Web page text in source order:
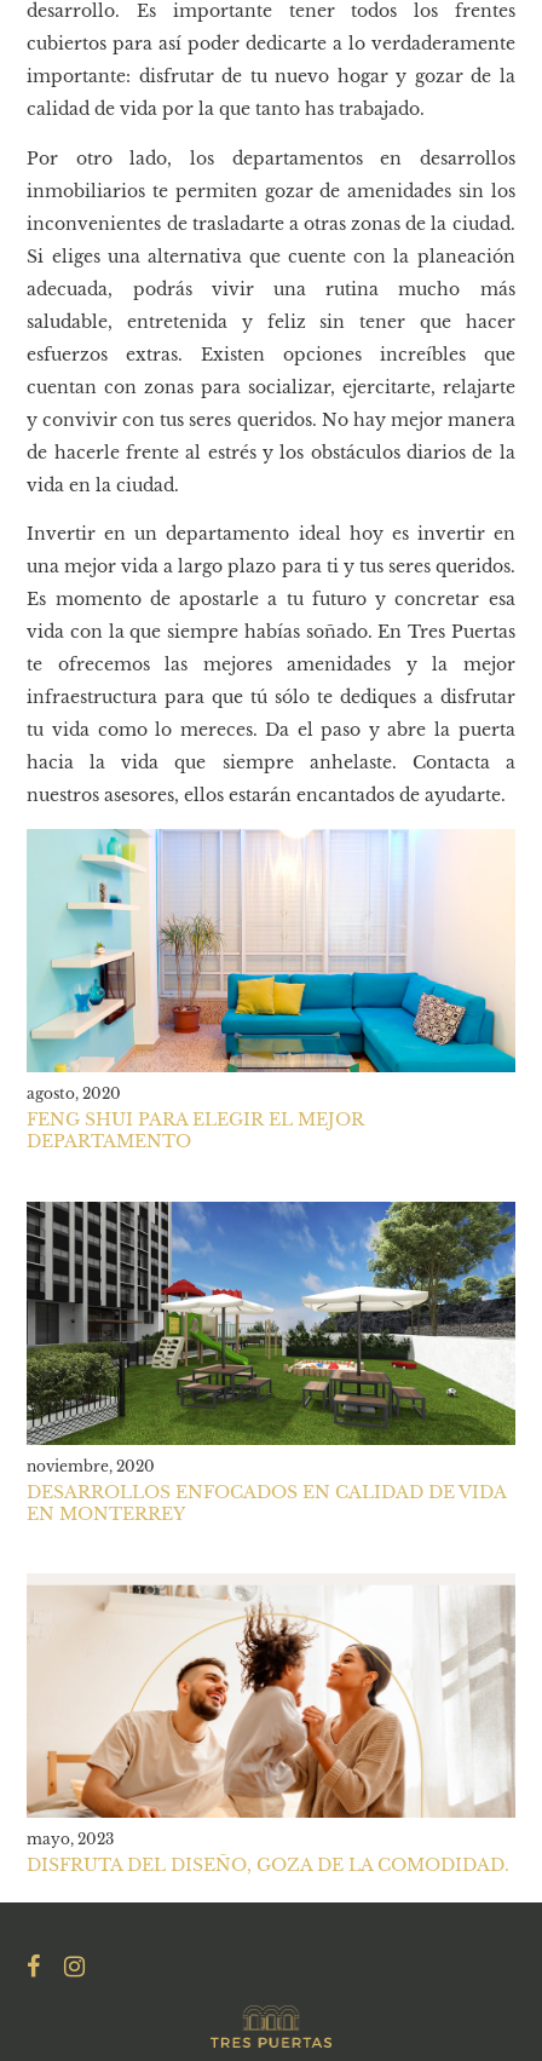
desarrollo. Es importante tener todos los frentes
cubiertos para así poder dedicarte a lo verdaderamente
importante: disfrutar de tu nuevo hogar y gozar de la
calidad de vida por la que tanto has trabajado.
Por otro lado, los departamentos en desarrollos
inmobiliarios te permiten gozar de amenidades sin los
inconvenientes de trasladarte a otras zonas de la ciudad.
Si eliges una alternativa que cuente con la planeación
adecuada, podrás vivir una rutina mucho más
saludable, entretenida y feliz sin tener que hacer
esfuerzos extras. Existen opciones increíbles que
cuentan con zonas para socializar, ejercitarte, relajarte
y convivir con tus seres queridos. No hay mejor manera
de hacerle frente al estrés y los obstáculos diarios de la
vida en la ciudad.
Invertir en un departamento ideal hoy es invertir en
una mejor vida a largo plazo para ti y tus seres queridos.
Es momento de apostarle a tu futuro y concretar esa
vida con la que siempre habías soñado. En Tres Puertas
te ofrecemos las mejores amenidades y la mejor
infraestructura para que tú sólo te dediques a disfrutar
tu vida como lo mereces. Da el paso y abre la puerta
hacia la vida que siempre anhelaste. Contacta a
nuestros asesores, ellos estarán encantados de ayudarte.
agosto, 2020
FENG SHUI PARA ELEGIR EL MEJOR
DEPARTAMENTO
noviembre, 2020
DESARROLLOS ENFOCADOS EN CALIDAD DE VIDA
EN MONTERREY
mayo, 2023
DISFRUTA DEL DISEÑO, GOZA DE LA COMODIDAD.